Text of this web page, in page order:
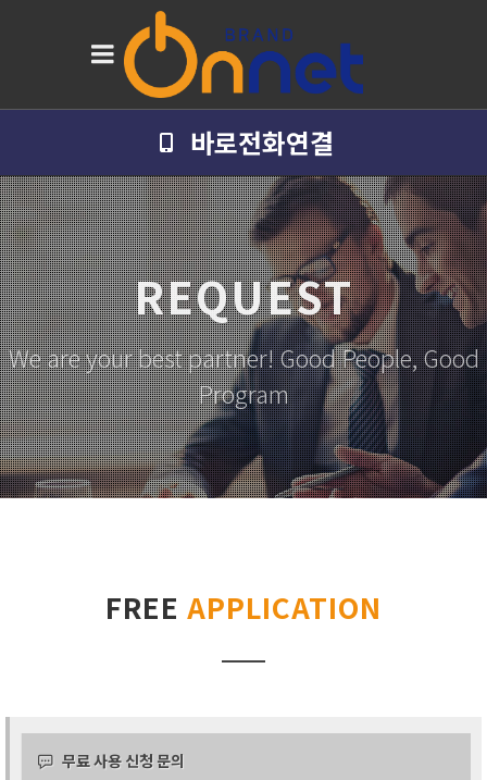
바로전화연결
REQUEST
We are your best partner! Good People, Good
Program
FREE APPLICATION
무료 사용 신청 문의